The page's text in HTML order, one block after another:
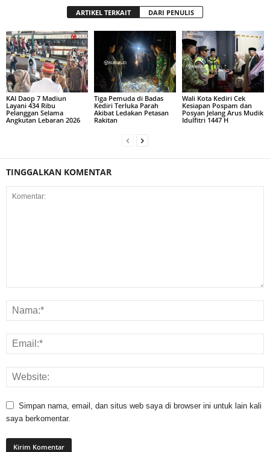
ARTIKEL TERKAIT DARI PENULIS
KAI Daop 7 Madiun
Layani 434 Ribu
Pelanggan Selama
Angkutan Lebaran 2026
Tiga Pemuda di Badas
Kediri Terluka Parah
Akibat Ledakan Petasan
Rakitan
Wali Kota Kediri Cek
Kesiapan Pospam dan
Posyan Jelang Arus Mudik
Idulfitri 1447 H
TINGGALKAN KOMENTAR
Simpan nama, email, dan situs web saya di browser ini untuk lain kali
saya berkomentar.